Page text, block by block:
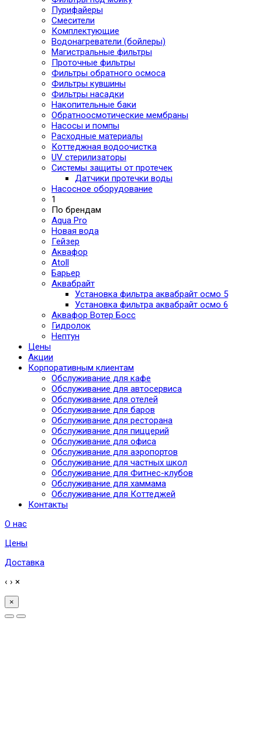
Пурифайеры
Смесители
Комплектующие
Водонагреватели (бойлеры)
Магистральные фильтры
Проточные фильтры
Фильтры обратного осмоса
Фильтры кувшины
Фильтры насадки
Накопительные баки
Обратноосмотические мембраны
Насосы и помпы
Расходные материалы
Коттеджная водоочистка
UV стерилизаторы
Системы защиты от протечек
Датчики протечки воды
Насосное оборудование
1
По брендам
Aqua Pro
Новая вода
Гейзер
Аквафор
Atoll
Барьер
Аквабрайт
Установка фильтра аквабрайт осмо 5
Установка фильтра аквабрайт осмо 6
Аквафор Вотер Босс
Гидролок
Нептун
Цены
Акции
Корпоративным клиентам
Обслуживание для кафе
Обслуживание для автосервиса
Обслуживание для отелей
Обслуживание для баров
Обслуживание для ресторана
Обслуживание для пиццерий
Обслуживание для офиса
Обслуживание для аэропортов
Обслуживание для частных школ
Обслуживание для Фитнес-клубов
Обслуживание для хаммама
Обслуживание для Коттеджей
Контакты
О нас
Цены
Доставка
‹ › ×
×